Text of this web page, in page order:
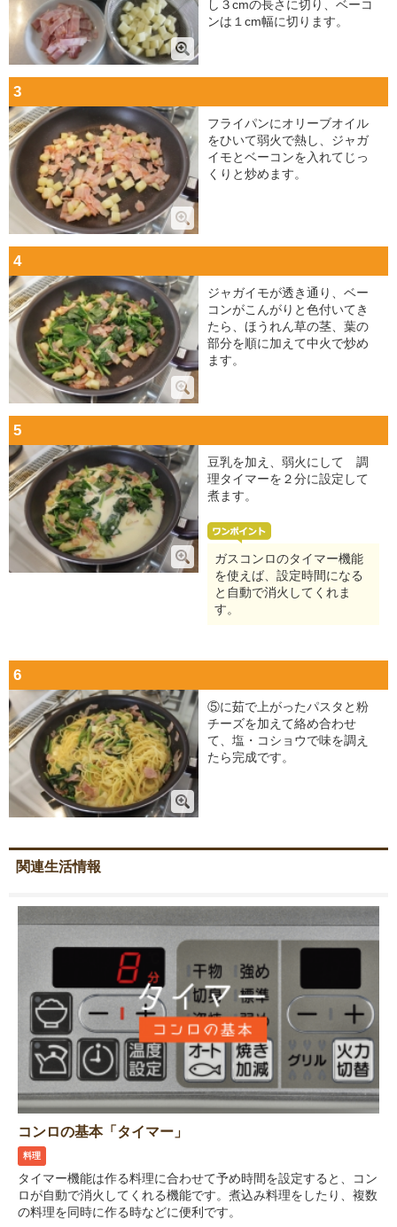
し３cmの長さに切り、ベーコ
ンは１cm幅に切ります。
3
フライパンにオリーブオイル
をひいて弱火で熱し、ジャガ
イモとベーコンを入れてじっ
くりと炒めます。
4
ジャガイモが透き通り、ベー
コンがこんがりと色付いてき
たら、ほうれん草の茎、葉の
部分を順に加えて中火で炒め
ます。
5
豆乳を加え、弱火にして 調
理タイマーを２分に設定して
煮ます。
ガスコンロのタイマー機能
を使えば、設定時間になる
と自動で消火してくれま
す。
6
⑤に茹で上がったパスタと粉
チーズを加えて絡め合わせ
て、塩・コショウで味を調え
たら完成です。
関連生活情報
コンロの基本「タイマー」
料理
タイマー機能は作る料理に合わせて予め時間を設定すると、コン
ロが自動で消火してくれる機能です。煮込み料理をしたり、複数
の料理を同時に作る時などに便利です。